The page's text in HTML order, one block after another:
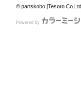
© partskobo [Tesoro
Powered by